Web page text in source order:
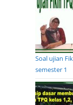
Soal ujian
semester 1